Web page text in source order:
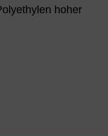
hoher